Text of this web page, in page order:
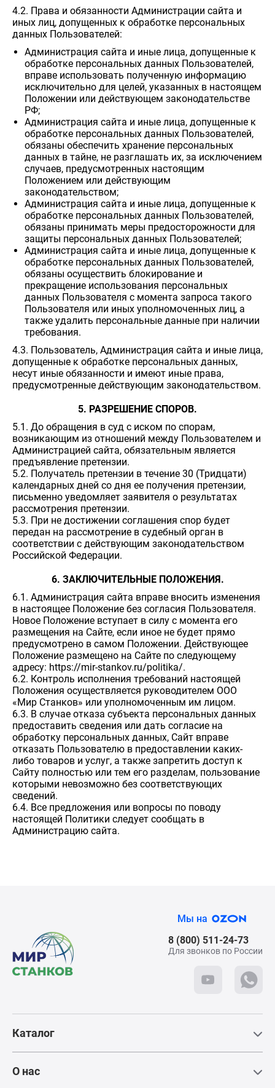
4.2. Права и обязанности Администрации сайта и
иных лиц, допущенных к обработке персональных
данных Пользователей:
Администрация сайта и иные лица, допущенные к
обработке персональных данных Пользователей,
вправе использовать полученную информацию
исключительно для целей, указанных в настоящем
Положении или действующем законодательстве
РФ;
Администрация сайта и иные лица, допущенные к
обработке персональных данных Пользователей,
обязаны обеспечить хранение персональных
данных в тайне, не разглашать их, за исключением
случаев, предусмотренных настоящим
Положением или действующим
законодательством;
Администрация сайта и иные лица, допущенные к
обработке персональных данных Пользователей,
обязаны принимать меры предосторожности для
защиты персональных данных Пользователей;
Администрация сайта и иные лица, допущенные к
обработке персональных данных Пользователей,
обязаны осуществить блокирование и
прекращение использования персональных
данных Пользователя с момента запроса такого
Пользователя или иных уполномоченных лиц, а
также удалить персональные данные при наличии
требования.
4.3. Пользователь, Администрация сайта и иные лица,
допущенные к обработке персональных данных,
несут иные обязанности и имеют иные права,
предусмотренные действующим законодательством.
5. РАЗРЕШЕНИЕ СПОРОВ.
5.1. До обращения в суд с иском по спорам,
возникающим из отношений между Пользователем и
Администрацией сайта, обязательным является
предъявление претензии.
5.2. Получатель претензии в течение 30 (Тридцати)
календарных дней со дня ее получения претензии,
письменно уведомляет заявителя о результатах
рассмотрения претензии.
5.3. При не достижении соглашения спор будет
передан на рассмотрение в судебный орган в
соответствии с действующим законодательством
Российской Федерации.
6. ЗАКЛЮЧИТЕЛЬНЫЕ ПОЛОЖЕНИЯ.
6.1. Администрация сайта вправе вносить изменения
в настоящее Положение без согласия Пользователя.
Новое Положение вступает в силу с момента его
размещения на Сайте, если иное не будет прямо
предусмотрено в самом Положении. Действующее
Положение размещено на Сайте по следующему
адресу: https://mir-stankov.ru/politika/.
6.2. Контроль исполнения требований настоящей
Положения осуществляется руководителем ООО
«Мир Станков» или уполномоченным им лицом.
6.3. В случае отказа субъекта персональных данных
предоставить сведения или дать согласие на
обработку персональных данных, Сайт вправе
отказать Пользователю в предоставлении каких-
либо товаров и услуг, а также запретить доступ к
Сайту полностью или тем его разделам, пользование
которыми невозможно без соответствующих
сведений.
6.4. Все предложения или вопросы по поводу
настоящей Политики следует сообщать в
Администрацию сайта.
Мы на
8 (800) 511-24-73
Для звонков по России
Каталог
О нас